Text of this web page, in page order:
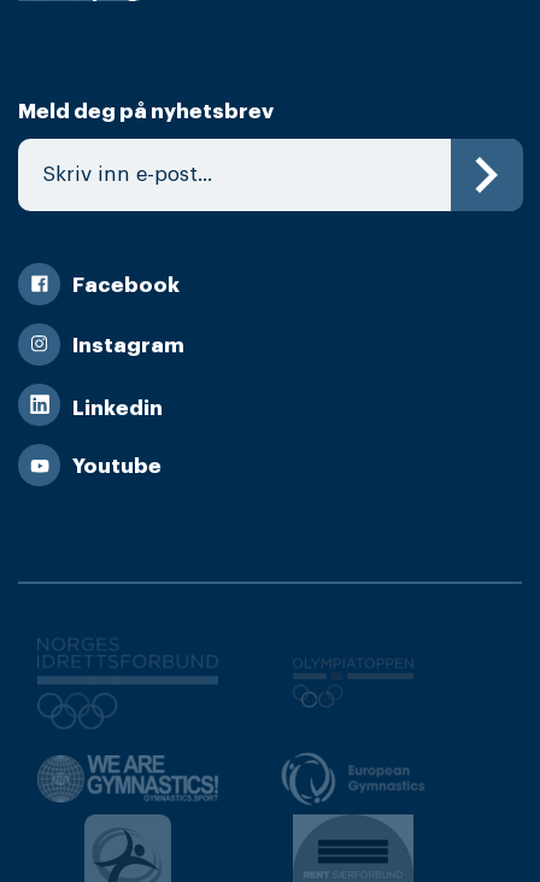
Meld deg på nyhetsbrev
Facebook
Instagram
Linkedin
Youtube